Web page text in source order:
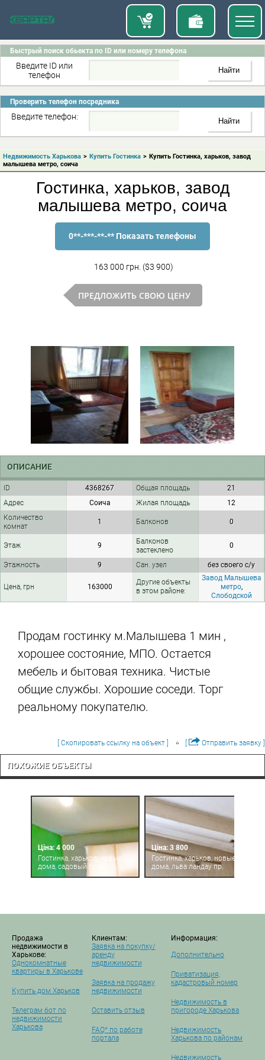
Быстрый поиск обьекта по ID или номеру телефона
Введите ID или
телефон
Проверить телефон посредника
Введите телефон:
Недвижимость Харькова > Купить Гостинка > Купить Гостинка, харьков, завод
малышева метро, соича
Гостинка, харьков, завод
малышева метро, соича
0**-***-**-** Показать телефоны
163 000 грн. ($3 900)
ПРЕДЛОЖИТЬ СВОЮ ЦЕНУ
ОПИСАНИЕ
ID 4368267 Общая площадь
21
Адрес
Соича Жилая площадь
12
Количество
комнат
1 Балконов 0
Этаж 9
Балконов
застеклено
0
Этажность 9 Сан. узел без своего с/у
Цена, грн 163000
Другие объекты
в этом районе:
Завод Малышева
метро,
Слободской
Продам гостинку м.Малышева 1 мин ,
хорошее состояние, МПО. Остается
мебель и бытовая техника. Чистые
общие службы. Хорошие соседи. Торг
реальному покупателю.
[ Скопировать ссылку на объект ] Отправить заявку ]
ПОХОЖИЕ ОБЪЕКТЫ
Ціна: 4 000
Гостинка, харьков, новые
дома, садовый пр-д
Ціна: 3 800
Гостинка, харьков, новые
дома, льва ландау пр.
Продажа
недвижимости в
Харькове:
Однокомнатные
квартиры в Харькове
Купить дом Харьков
Телеграм бот по
недвижимости
Харькова
Клиентам:
Заявка на покупку/
аренду
недвижимости
Заявка на продажу
недвижимости
Оставить отзыв
FAQ* по работе
портала
Информация:
Дополнительно
Приватизация,
кадастровый номер
Недвижимость в
пригороде Харькова
Недвижимость
Харькова по районам
Недвижимость